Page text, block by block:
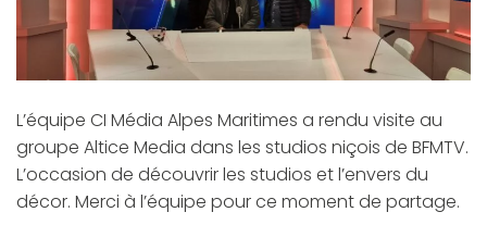
L’équipe CI Média Alpes Maritimes a rendu visite au
groupe Altice Media dans les studios niçois de BFMTV.
L’occasion de découvrir les studios et l’envers du
décor. Merci à l’équipe pour ce moment de partage.